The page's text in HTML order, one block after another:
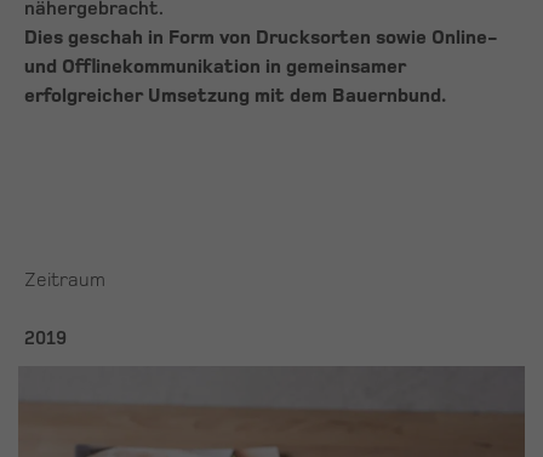
nähergebracht.
Dies geschah in Form von Drucksorten sowie Online-
und Offlinekommunikation in gemeinsamer
erfolgreicher Umsetzung mit dem Bauernbund.
Zeitraum
2019